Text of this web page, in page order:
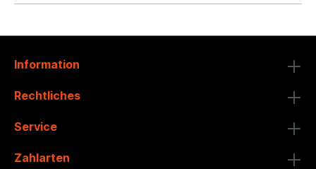
Information
Rechtliches
Service
Zahlarten